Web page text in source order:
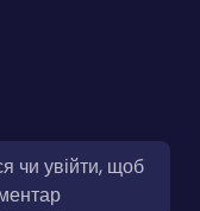
чи увійти, щоб